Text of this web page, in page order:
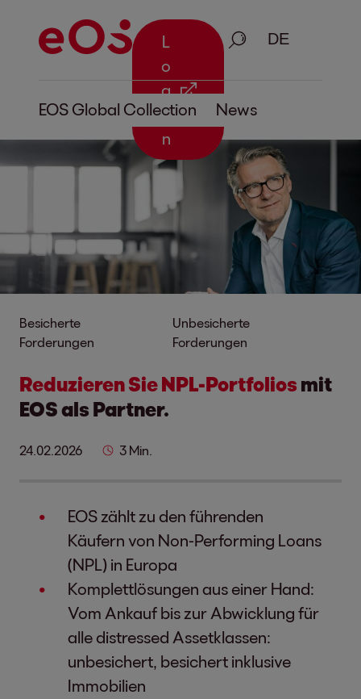
L
o
g
i
n
Suche
EOS Global Collection News
Besicherte
Forderungen
Unbesicherte
Forderungen
Reduzieren Sie NPL-Portfolios mit
EOS als Partner.
24.02.2026 3 Min.
EOS zählt zu den führenden
Käufern von Non-Performing Loans
(NPL) in Europa
Komplettlösungen aus einer Hand:
Vom Ankauf bis zur Abwicklung für
alle distressed Assetklassen:
unbesichert, besichert inklusive
Immobilien